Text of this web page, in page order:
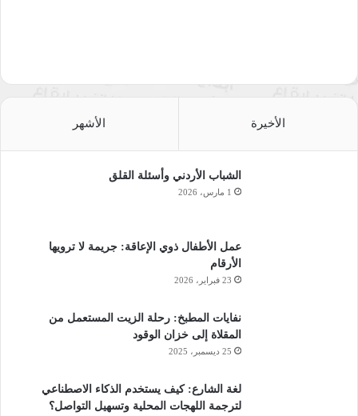
الأخيرة الأشهر
الشباب الأردني وأسئلة القلق
1 مارس، 2026
عمل الأطفال ذوي الإعاقة: جريمة لا ترويها
الأرقام
23 فبراير، 2026
نفايات المطبخ: رحلة الزيت المستعمل من
المقلاة إلى خزان الوقود
25 ديسمبر، 2025
لغة الشارع: كيف يستخدم الذكاء الاصطناعي
لترجمة اللهجات المحلية وتسهيل التواصل؟